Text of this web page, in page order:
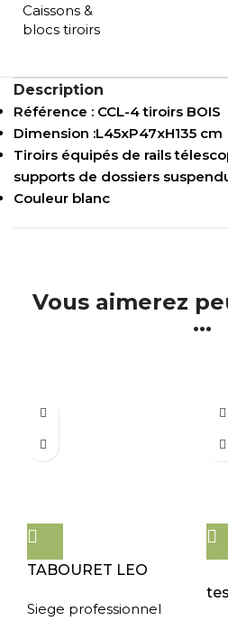
Caissons &
blocs tiroirs
Description
Référence : CCL-4 tiroirs BOIS
Dimension :L45xP47xH135 cm
Tiroirs équipés de rails
supports de dossiers
Couleur blanc
Vous aimerez
...
TABOURET LEO
Siege professionnel